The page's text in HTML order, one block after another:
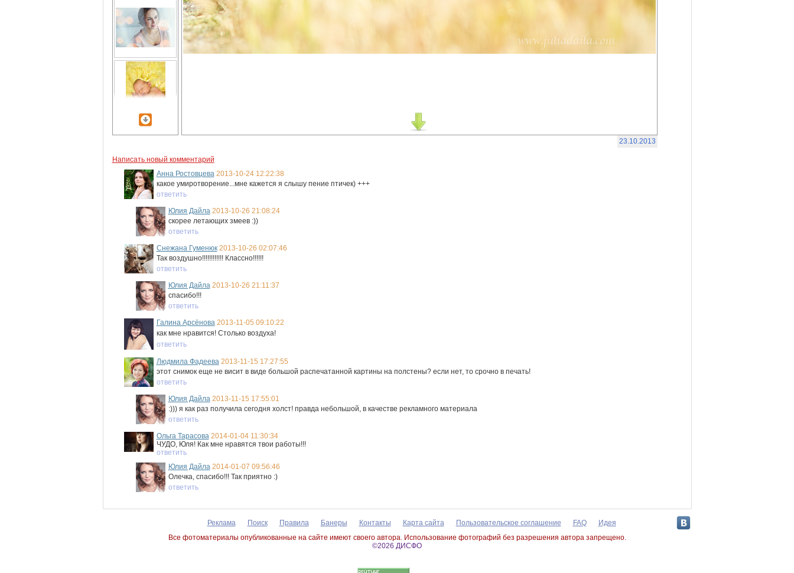
23.10.2013
Написать новый комментарий
Анна Ростовцева 2013-10-24 12:22:38
какое умиротворение...мне кажется я слышу пение птичек) +++
ответить
Юлия Дайла 2013-10-26 21:08:24
скорее летающих змеев :))
ответить
Снежана Гуменюк 2013-10-26 02:07:46
Так воздушно!!!!!!!!!!!! Классно!!!!!!
ответить
Юлия Дайла 2013-10-26 21:11:37
спасибо!!!
ответить
Галина Арсёнова 2013-11-05 09:10:22
как мне нравится! Столько воздуха!
ответить
Людмила Фадеева 2013-11-15 17:27:55
этот снимок еще не висит в виде большой распечатанной картины на полстены? если нет, то срочно в печать!
ответить
Юлия Дайла 2013-11-15 17:55:01
:))) я как раз получила сегодня холст! правда небольшой, в качестве рекламного материала
ответить
Ольга Тарасова 2014-01-04 11:30:34
ЧУДО, Юля! Как мне нравятся твои работы!!!
ответить
Юлия Дайла 2014-01-07 09:56:46
Олечка, спасибо!!! Так приятно :)
ответить
Реклама Поиск Правила Банеры Контакты Карта сайта Пользовательское соглашение FAQ
Идея
Все фотоматериалы опубликованные на сайте имеют своего автора. Использование фотографий без разрешения автора запрещено.
©2026 ДИСФО